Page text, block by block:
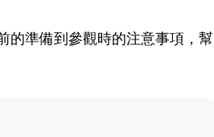
的準備到參觀時的注意事項，幫